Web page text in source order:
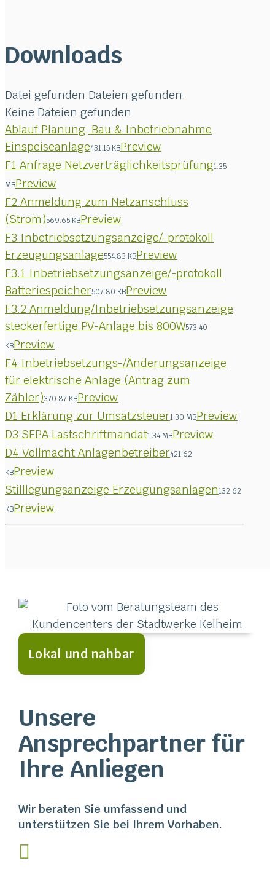
Downloads
Datei gefunden.Dateien gefunden.
Keine Dateien gefunden
Ablauf Planung, Bau & Inbetriebnahme
Einspeiseanlage431.15 KBPreview
F1 Anfrage Netzverträglichkeitsprüfung1.35
MBPreview
F2 Anmeldung zum Netzanschluss
(Strom)569.65 KBPreview
F3 Inbetriebsetzungsanzeige/-protokoll
Erzeugungsanlage554.83 KBPreview
F3.1 Inbetriebsetzungsanzeige/-protokoll
Batteriespeicher507.80 KBPreview
F3.2 Anmeldung/Inbetriebsetzungsanzeige
steckerfertige PV-Anlage bis 800W573.40
KBPreview
F4 Inbetriebsetzungs-/Änderungsanzeige
für elektrische Anlage (Antrag zum
Zähler)370.87 KBPreview
D1 Erklärung zur Umsatzsteuer1.30 MBPreview
D3 SEPA Lastschriftmandat1.34 MBPreview
D4 Vollmacht Anlagenbetreiber421.62
KBPreview
Stilllegungsanzeige Erzeugungsanlagen132.62
KBPreview
Lokal und nahbar
Unsere
Ansprechpartner für
Ihre Anliegen
Wir beraten Sie umfassend und
unterstützen Sie bei Ihrem Vorhaben.
